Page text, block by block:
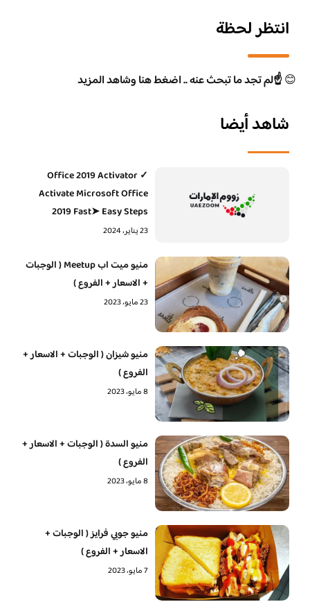
انتظر لحظة
😊☝️لم تجد ما تبحث عنه .. اضغط هنا وشاهد المزيد
شاهد أيضا
Office 2019 Activator ✓
Activate Microsoft Office
2019 Fast➤ Easy Steps
23 يناير، 2024
منيو ميت اب Meetup ( الوجبات
+ الاسعار + الفروع )
23 مايو، 2023
منيو شيزان ( الوجبات + الاسعار +
الفروع )
8 مايو، 2023
منيو السدة ( الوجبات + الاسعار +
الفروع )
8 مايو، 2023
منيو جوبي فرايز ( الوجبات +
الاسعار + الفروع )
7 مايو، 2023